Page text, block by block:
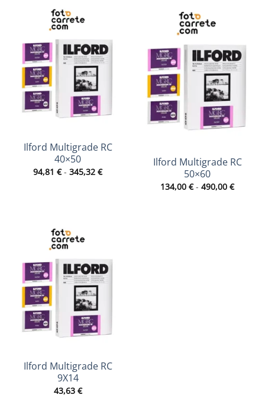
Ilford Multigrade RC
40×50
94,81 € - 345,32 €Rango
de
Ilford Multigrade RC
50×60
134,00 € - 490,00 €Rango
de
Ilford Multigrade RC
9X14
43,63 €